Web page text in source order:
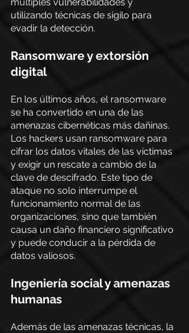
utilizando técnicas de sigilo para
evadir la detección.
Ransomware y extorsión
digital
En los últimos años, el ransomware
se ha convertido en una de las
amenazas cibernéticas más dañinas.
Los hackers usan ransomware para
cifrar los datos vitales de las víctimas
y exigir un rescate a cambio de la
clave de descifrado. Este tipo de
ataque no solo interrumpe el
funcionamiento normal de las
organizaciones, sino que también
causa un daño financiero significativo
y puede conducir a la pérdida de
datos valiosos.
Ingeniería social y amenazas
humanas
Además de las amenazas técnicas, la